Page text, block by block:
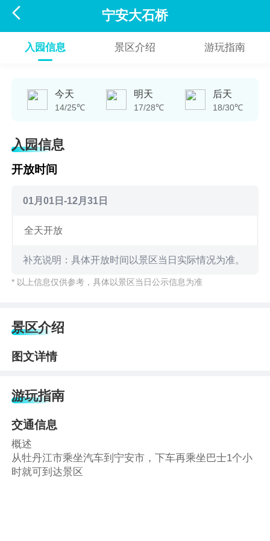
 宁安大石桥
入园信息 景区介绍 游玩指南
今天
14/25℃
明天
17/28℃
后天
18/30℃
入园信息
开放时间
01月01日-12月31日
全天开放
补充说明：具体开放时间以景区当日实际情况为准。
* 以上信息仅供参考，具体以景区当日公示信息为准
景区介绍
图文详情
游玩指南
交通信息
概述
从牡丹江市乘坐汽车到宁安市，下车再乘坐巴士1个小
时就可到达景区